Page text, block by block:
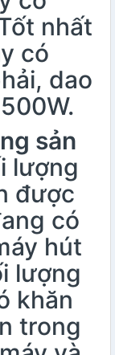
nhất
có
dao
sản
lượng
được
có
hút
lượng
khăn
trong